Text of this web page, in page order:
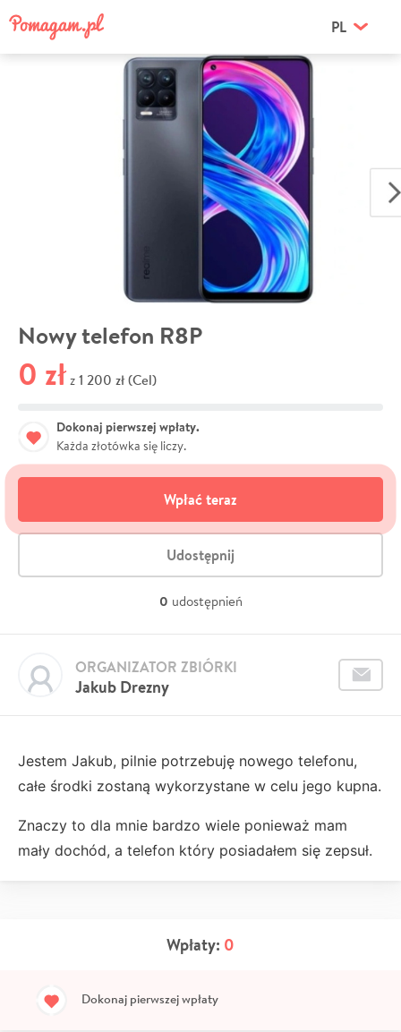
PL
Nowy telefon R8P
0 zł z 1 200 zł (Cel)
Dokonaj pierwszej wpłaty.
Każda złotówka się liczy.
Wpłać teraz
Udostępnij
0 udostępnień
Jakub Drezny
ORGANIZATOR ZBIÓRKI
Jestem Jakub, pilnie potrzebuję nowego telefonu,
całe środki zostaną wykorzystane w celu jego kupna.
Znaczy to dla mnie bardzo wiele ponieważ mam
mały dochód, a telefon który posiadałem się zepsuł.
Wpłaty: 0
Dokonaj pierwszej wpłaty